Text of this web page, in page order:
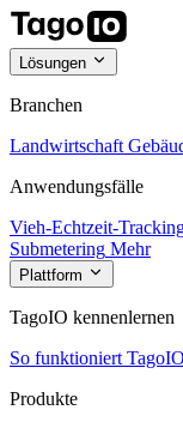
Lösungen
Branchen
Landwirtschaft
Anwendungsfälle
Vieh-Echtzeit-
Submetering Mehr
Plattform
TagoIO kennenlernen
So funktioniert TagoIO
Produkte